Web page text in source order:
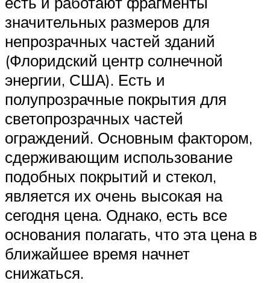
значительных размеров для
непрозрачных частей зданий
(Флоридский центр солнечной
энергии, США). Есть и
полупрозрачные покрытия для
светопрозрачных частей
ограждений. Основным фактором,
сдерживающим использование
подобных покрытий и стекол,
является их очень высокая на
сегодня цена. Однако, есть все
основания полагать, что эта цена в
ближайшее время начнет
снижаться.